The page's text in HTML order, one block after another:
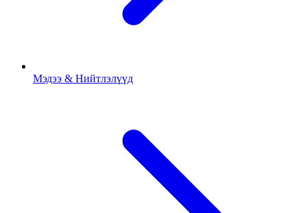
Мэдээ & Нийтлэлүүд